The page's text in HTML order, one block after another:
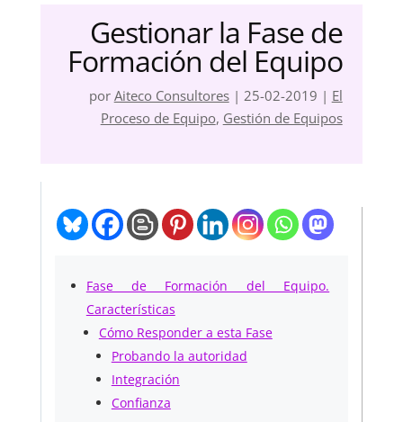
Gestionar la Fase de
Formación del Equipo
por Aiteco Consultores| 25-02-2019 | El
Proceso de Equipo, Gestión de Equipos
Fase de Formación del Equipo.
Características
Cómo Responder a esta Fase
Probando la autoridad
Integración
Confianza